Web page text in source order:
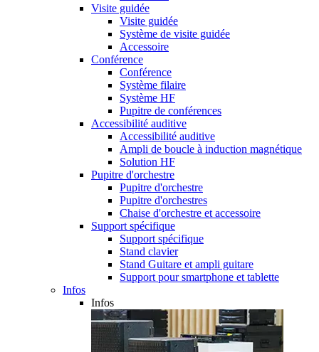
Visite guidée
Visite guidée
Système de visite guidée
Accessoire
Conférence
Conférence
Système filaire
Système HF
Pupitre de conférences
Accessibilité auditive
Accessibilité auditive
Ampli de boucle à induction magnétique
Solution HF
Pupitre d'orchestre
Pupitre d'orchestre
Pupitre d'orchestres
Chaise d'orchestre et accessoire
Support spécifique
Support spécifique
Stand clavier
Stand Guitare et ampli guitare
Support pour smartphone et tablette
Infos
Infos